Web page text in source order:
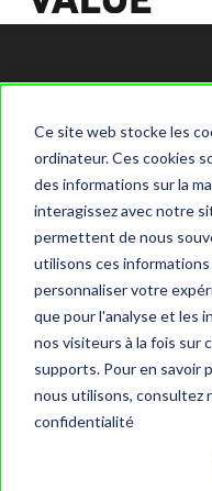
Ce site web stocke les
ordinateur. Ces cookies
des informations sur la
interagissez avec notre
permettent de nous
utilisons ces
personnaliser votre
que pour l'analyse et les
nos visiteurs à la fois sur
supports. Pour en savoir
nous utilisons, consultez
confidentialité
MENTIONS LÉGALES
En accédant au site
vous acceptez
mentions légales qui
conditions
déclarez y adhérer
Les présents
toute connexion au
Internet, en ce inclus